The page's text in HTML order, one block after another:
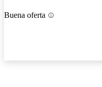
Buena oferta